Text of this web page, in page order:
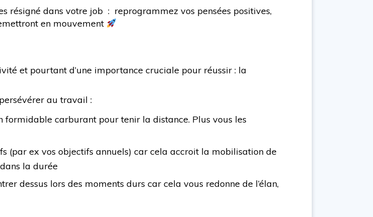
résigné dans votre job : reprogrammez vos pensées positives,
en mouvement
et pourtant d’une importance cruciale pour réussir : la
au travail :
formidable carburant pour tenir la distance. Plus vous les
(par ex vos objectifs annuels) car cela accroit la mobilisation de
la durée
dessus lors des moments durs car cela vous redonne de l’élan,